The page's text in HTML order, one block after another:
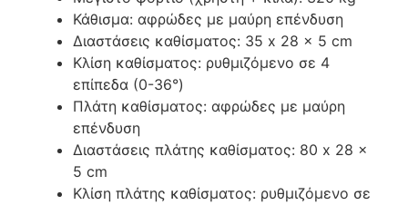
Κάθισμα: αφρώδες με μαύρη επένδυση
Διαστάσεις καθίσματος: 35 x 28 x 5 cm
Κλίση καθίσματος: ρυθμιζόμενο σε 4
επίπεδα (0-36°)
Πλάτη καθίσματος: αφρώδες με μαύρη
επένδυση
Διαστάσεις πλάτης καθίσματος: 80 x 28 x
5 cm
Κλίση πλάτης καθίσματος: ρυθμιζόμενο σε